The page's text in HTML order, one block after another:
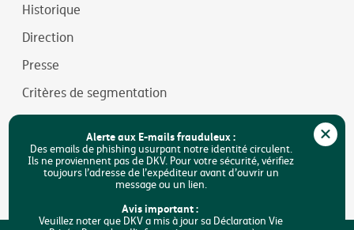
Historique
Direction
Presse
Critères de segmentation
Jobs
Durabilité
Accessibilité
Alerte aux E-mails frauduleux :
Des emails de phishing usurpant notre identité circulent.
Ils ne proviennent pas de DKV. Pour votre sécurité, vérifiez
toujours l’adresse de l’expéditeur avant d’ouvrir un
message ou un lien.
Avis important :
Veuillez noter que DKV a mis à jour sa Déclaration Vie